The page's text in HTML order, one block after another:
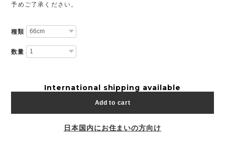
予めご了承ください。
種類
数量
International shipping available
Add to cart
日本国内にお住まいの方向け